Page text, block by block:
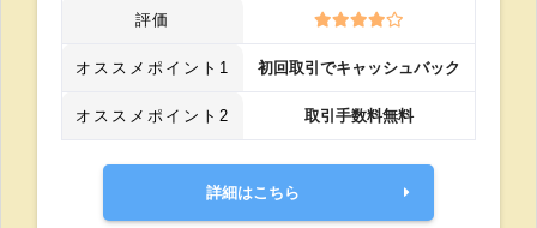
評価
オススメポイント1 初回取引でキャッシュバック
オススメポイント2 取引手数料無料
詳細はこちら